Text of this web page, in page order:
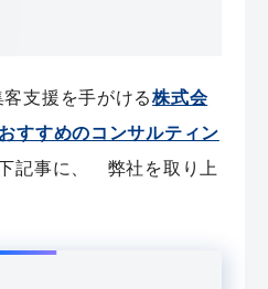
支援を手がける株式会
おすすめのコンサルティン
記事に、 弊社を取り上